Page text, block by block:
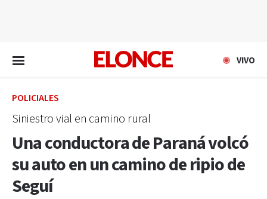
VIVO
POLICIALES
Siniestro vial en camino rural
Una conductora de Paraná volcó
su auto en un camino de ripio de
Seguí